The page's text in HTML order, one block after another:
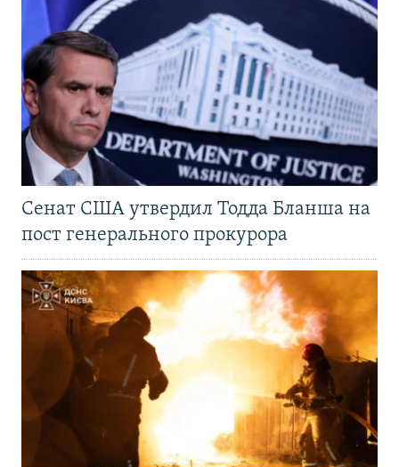
Сенат США утвердил Тодда Бланша на
пост генерального прокурора